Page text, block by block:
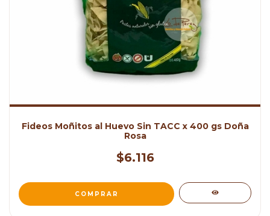
Fideos Moñitos al Huevo Sin TACC x 400 gs Doña
Rosa
$6.116